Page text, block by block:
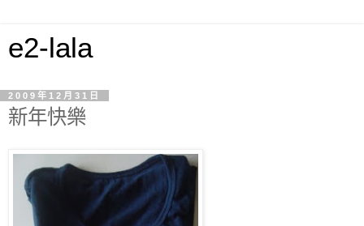
e2-lala
2009年12月31日
新年快樂